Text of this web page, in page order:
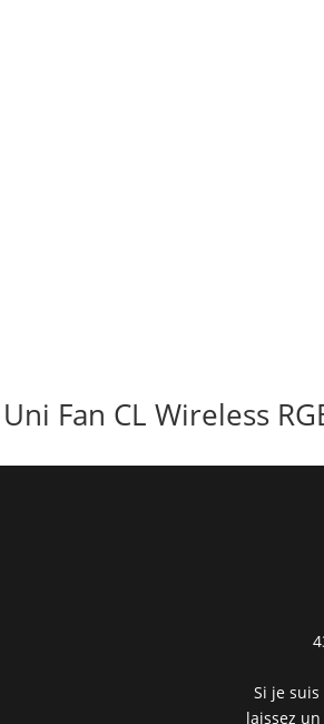
Fan CL Wireless
Si je
laissez